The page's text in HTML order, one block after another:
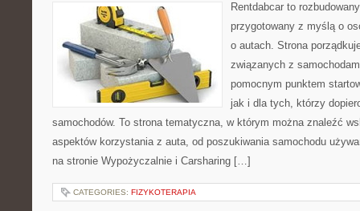
Rentdabcar to
przygotowany z myślą o
o autach. Strona
związanych z
pomocnym punktem
jak i dla tych, którzy
samochodów. To strona tematyczna, w którym można znaleźć
aspektów korzystania z auta, od poszukiwania samochodu
na stronie Wypożyczalnie i Carsharing […]
CATEGORIES: FIZYKOTERAPIA